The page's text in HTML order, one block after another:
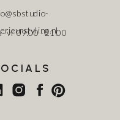
- vr 09:00 - 21:00